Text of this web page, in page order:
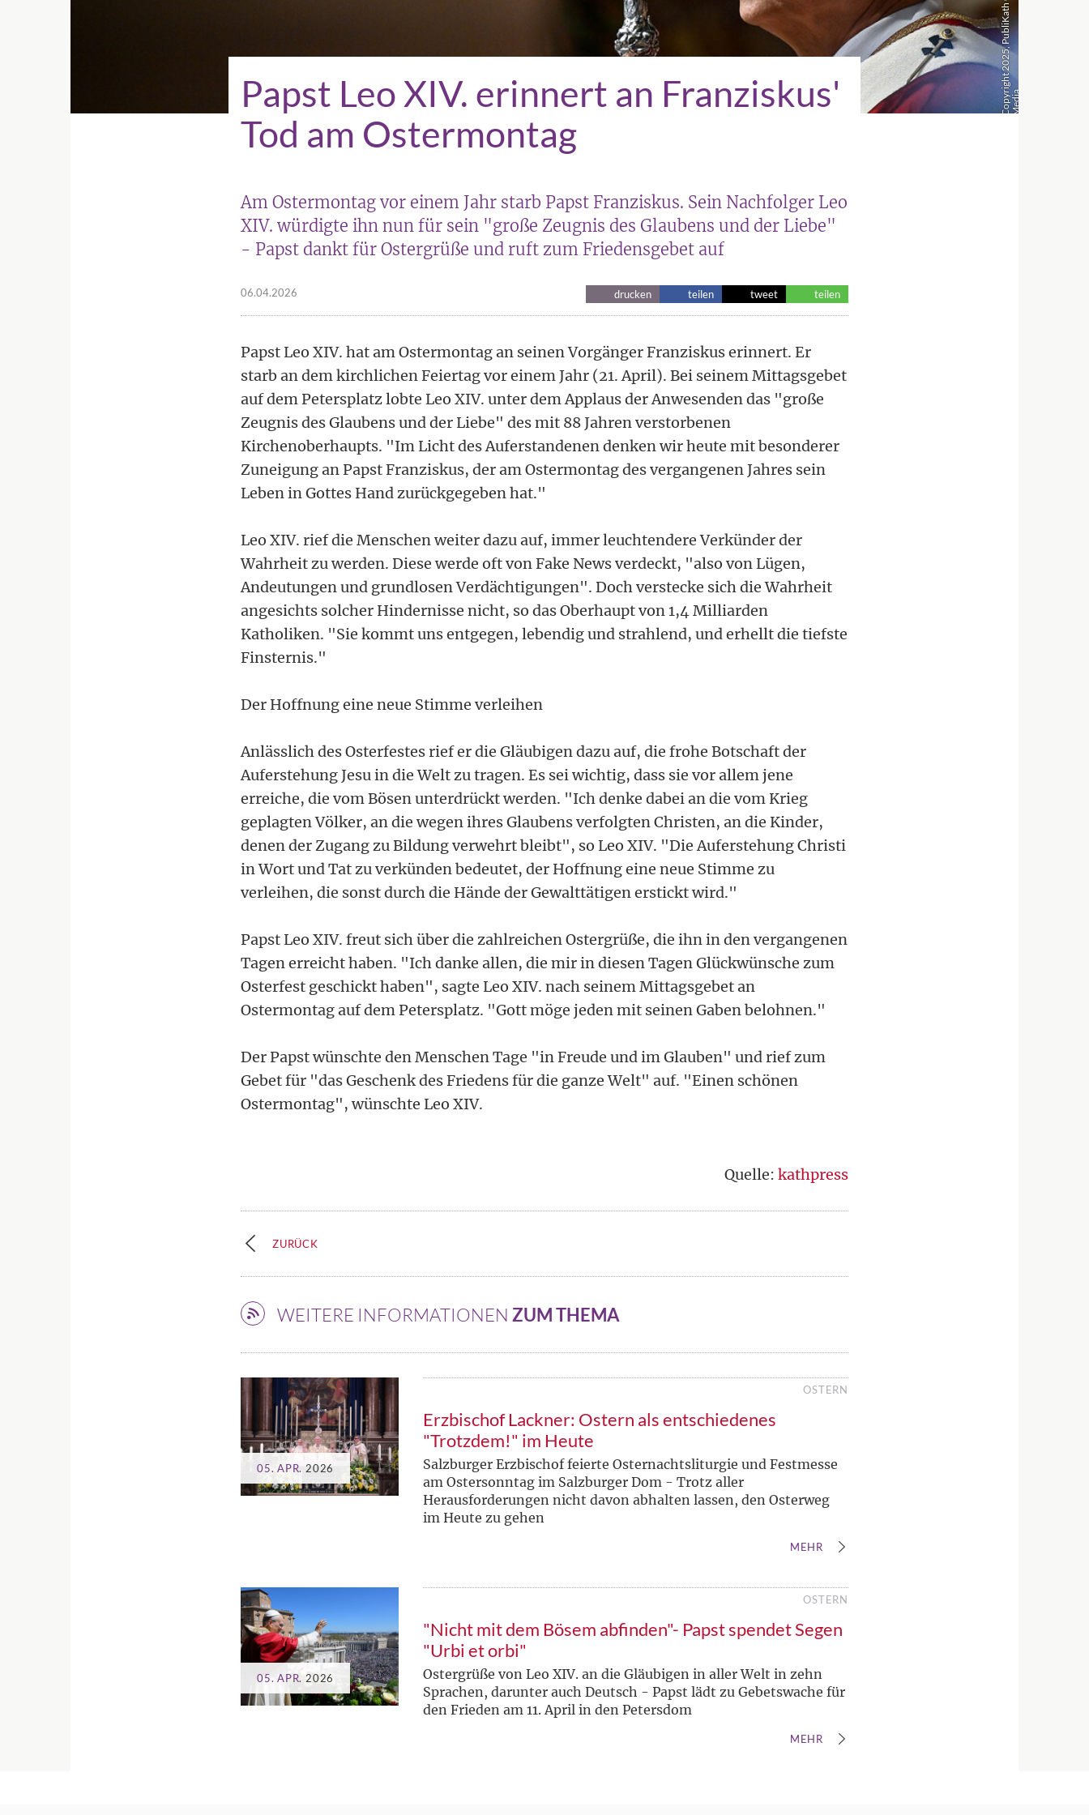
r
a
Papst Leo XIV. erinnert an Franziskus'
Tod am Ostermontag
Am Ostermontag vor einem Jahr starb Papst Franziskus. Sein Nachfolger Leo
XIV. würdigte ihn nun für sein "große Zeugnis des Glaubens und der Liebe"
- Papst dankt für Ostergrüße und ruft zum Friedensgebet auf
06.04.2026 drucken teilen tweet teilen
Papst Leo XIV. hat am Ostermontag an seinen Vorgänger Franziskus erinnert. Er
starb an dem kirchlichen Feiertag vor einem Jahr (21. April). Bei seinem Mittagsgebet
auf dem Petersplatz lobte Leo XIV. unter dem Applaus der Anwesenden das "große
Zeugnis des Glaubens und der Liebe" des mit 88 Jahren verstorbenen
Kirchenoberhaupts. "Im Licht des Auferstandenen denken wir heute mit besonderer
Zuneigung an Papst Franziskus, der am Ostermontag des vergangenen Jahres sein
Leben in Gottes Hand zurückgegeben hat."
Leo XIV. rief die Menschen weiter dazu auf, immer leuchtendere Verkünder der
Wahrheit zu werden. Diese werde oft von Fake News verdeckt, "also von Lügen,
Andeutungen und grundlosen Verdächtigungen". Doch verstecke sich die Wahrheit
angesichts solcher Hindernisse nicht, so das Oberhaupt von 1,4 Milliarden
Katholiken. "Sie kommt uns entgegen, lebendig und strahlend, und erhellt die tiefste
Finsternis."
Der Hoffnung eine neue Stimme verleihen
Anlässlich des Osterfestes rief er die Gläubigen dazu auf, die frohe Botschaft der
Auferstehung Jesu in die Welt zu tragen. Es sei wichtig, dass sie vor allem jene
erreiche, die vom Bösen unterdrückt werden. "Ich denke dabei an die vom Krieg
geplagten Völker, an die wegen ihres Glaubens verfolgten Christen, an die Kinder,
denen der Zugang zu Bildung verwehrt bleibt", so Leo XIV. "Die Auferstehung Christi
in Wort und Tat zu verkünden bedeutet, der Hoffnung eine neue Stimme zu
verleihen, die sonst durch die Hände der Gewalttätigen erstickt wird."
Papst Leo XIV. freut sich über die zahlreichen Ostergrüße, die ihn in den vergangenen
Tagen erreicht haben. "Ich danke allen, die mir in diesen Tagen Glückwünsche zum
Osterfest geschickt haben", sagte Leo XIV. nach seinem Mittagsgebet an
Ostermontag auf dem Petersplatz. "Gott möge jeden mit seinen Gaben belohnen."
Der Papst wünschte den Menschen Tage "in Freude und im Glauben" und rief zum
Gebet für "das Geschenk des Friedens für die ganze Welt" auf. "Einen schönen
Ostermontag", wünschte Leo XIV.
Quelle: kathpress
ZURÜCK
WEITERE INFORMATIONEN ZUM THEMA
05. APR. 2026
OSTERN
Erzbischof Lackner: Ostern als entschiedenes
"Trotzdem!" im Heute
Salzburger Erzbischof feierte Osternachtsliturgie und Festmesse
am Ostersonntag im Salzburger Dom - Trotz aller
Herausforderungen nicht davon abhalten lassen, den Osterweg
im Heute zu gehen
MEHR
05. APR. 2026
OSTERN
"Nicht mit dem Bösem abfinden"- Papst spendet Segen
"Urbi et orbi"
Ostergrüße von Leo XIV. an die Gläubigen in aller Welt in zehn
Sprachen, darunter auch Deutsch - Papst lädt zu Gebetswache für
den Frieden am 11. April in den Petersdom
MEHR